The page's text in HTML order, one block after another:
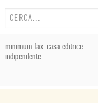
minimum fax: casa editrice
indipendente